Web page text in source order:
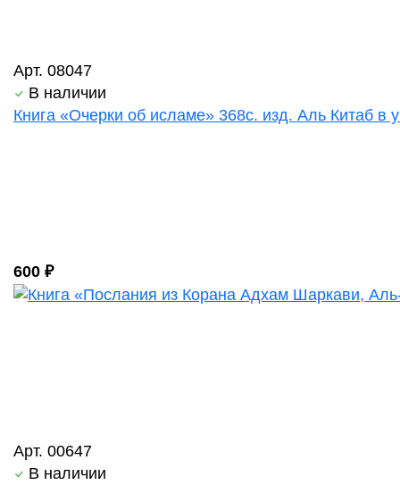
Арт. 08047
В наличии
Книга «Очерки об исламе» 368с. изд. Аль Китаб в
600 ₽
Арт. 00647
В наличии